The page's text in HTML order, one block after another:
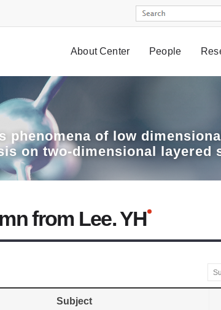
About Center People
phenomena of low
on two-dimensional layered
from Lee. YH
Subject